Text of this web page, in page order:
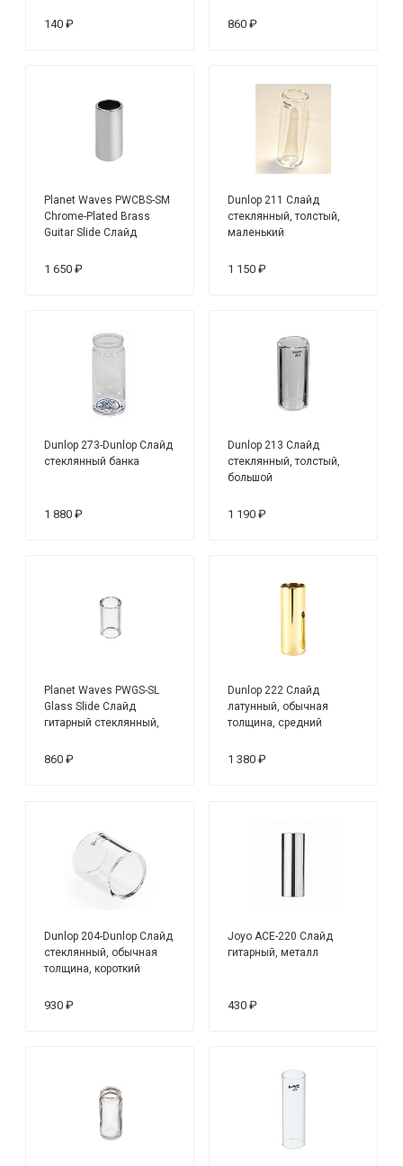
140 ₽ 860 ₽
Planet Waves PWCBS-SM
Chrome-Plated Brass
Guitar Slide Слайд
хромированный,
1 650 ₽
Dunlop 211 Слайд
стеклянный, толстый,
маленький
1 150 ₽
Dunlop 273-Dunlop Слайд
стеклянный банка
1 880 ₽
Dunlop 213 Слайд
стеклянный, толстый,
большой
1 190 ₽
Planet Waves PWGS-SL
Glass Slide Слайд
гитарный стеклянный,
860 ₽
Dunlop 222 Слайд
латунный, обычная
толщина, средний
1 380 ₽
Dunlop 204-Dunlop Слайд
стеклянный, обычная
толщина, короткий
930 ₽
Joyo ACE-220 Слайд
гитарный, металл
430 ₽